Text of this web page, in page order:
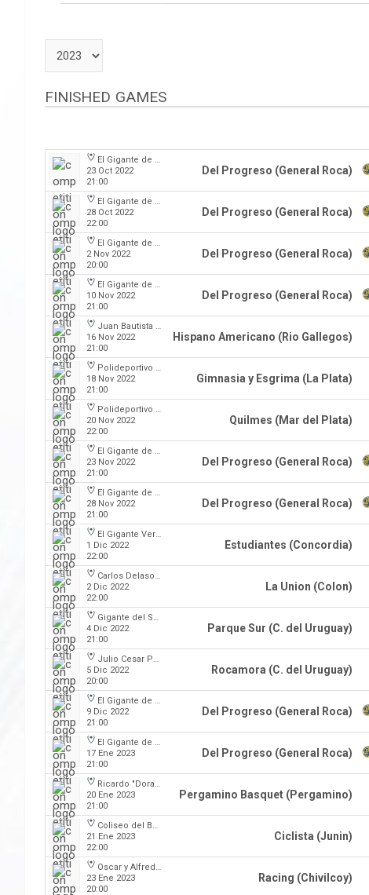
FINISHED GAMES
El Gigante de la calle Maipú
23 Oct 2022
21:00
Del Progreso (General Roca)
El Gigante de la calle Maipú
28 Oct 2022
22:00
Del Progreso (General Roca)
El Gigante de la calle Maipú
2 Nov 2022
20:00
Del Progreso (General Roca)
El Gigante de la calle Maipú
10 Nov 2022
21:00
Del Progreso (General Roca)
Juan Bautista Rocha
16 Nov 2022
21:00
Hispano Americano (Rio Gallegos)
Polideportivo Victor Nethol
18 Nov 2022
21:00
Gimnasia y Esgrima (La Plata)
Polideportivo Islas Malvinas
20 Nov 2022
22:00
Quilmes (Mar del Plata)
El Gigante de la calle Maipú
23 Nov 2022
21:00
Del Progreso (General Roca)
El Gigante de la calle Maipú
28 Nov 2022
21:00
Del Progreso (General Roca)
El Gigante Verde
1 Dic 2022
22:00
Estudiantes (Concordia)
Carlos Delasoie
2 Dic 2022
22:00
La Union (Colon)
Gigante del Sur
4 Dic 2022
21:00
Parque Sur (C. del Uruguay)
Julio Cesar Paccagnella
5 Dic 2022
20:00
Rocamora (C. del Uruguay)
El Gigante de la calle Maipú
9 Dic 2022
21:00
Del Progreso (General Roca)
El Gigante de la calle Maipú
17 Ene 2023
21:00
Del Progreso (General Roca)
Ricardo "Dorado" Merlo (Club Juventud)
20 Ene 2023
21:00
Pergamino Basquet (Pergamino)
Coliseo del Boulevard
21 Ene 2023
22:00
Ciclista (Junin)
Oscar y Alfredo Barca
23 Ene 2023
20:00
Racing (Chivilcoy)